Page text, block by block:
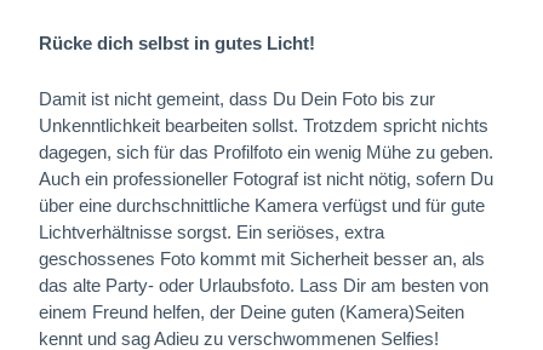
Rücke dich selbst in gutes Licht!
Damit ist nicht gemeint, dass Du Dein Foto bis zur
Unkenntlichkeit bearbeiten sollst. Trotzdem spricht nichts
dagegen, sich für das Profilfoto ein wenig Mühe zu geben.
Auch ein professioneller Fotograf ist nicht nötig, sofern Du
über eine durchschnittliche Kamera verfügst und für gute
Lichtverhältnisse sorgst. Ein seriöses, extra
geschossenes Foto kommt mit Sicherheit besser an, als
das alte Party- oder Urlaubsfoto. Lass Dir am besten von
einem Freund helfen, der Deine guten (Kamera)Seiten
kennt und sag Adieu zu verschwommenen Selfies!